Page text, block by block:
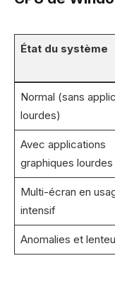
État du système
Normal (sans
lourdes)
Avec applications
graphiques lourdes
Multi-écran en
intensif
Anomalies et